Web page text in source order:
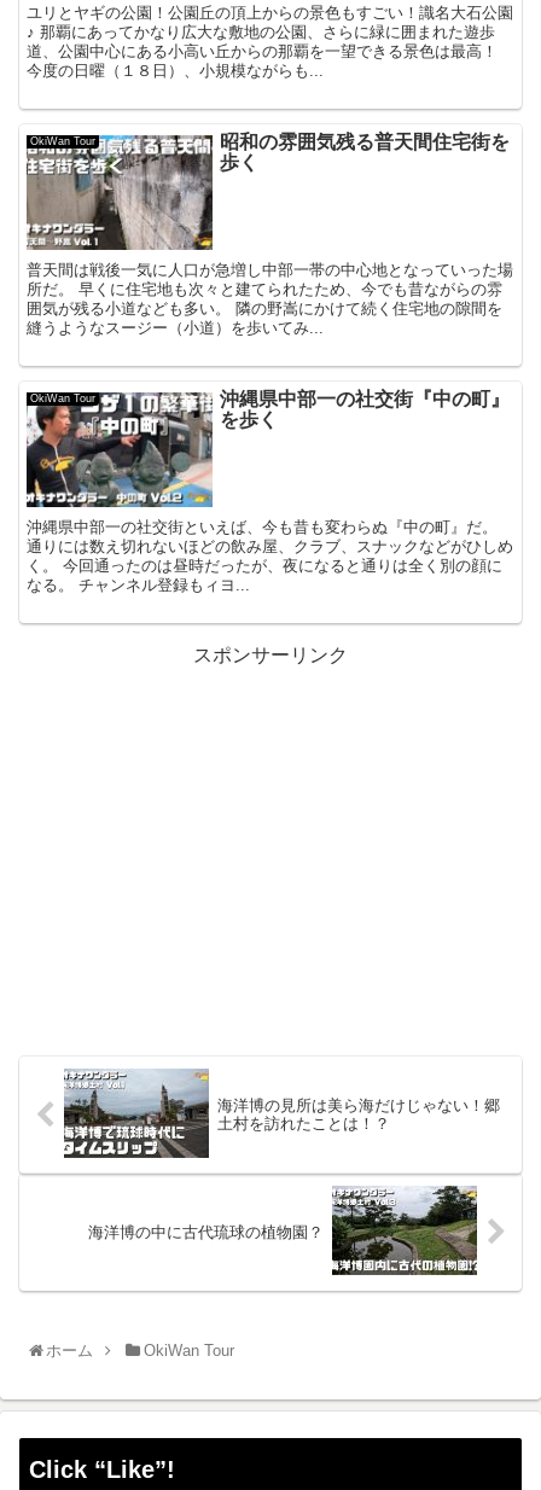
ユリとヤギの公園！公園丘の頂上からの景色もすごい！識名大石公園
♪ 那覇にあってかなり広大な敷地の公園、さらに緑に囲まれた遊歩
道、公園中心にある小高い丘からの那覇を一望できる景色は最高！
今度の日曜（１８日）、小規模ながらも...
OkiWan Tour
昭和の雰囲気残る普天間住宅街を
歩く
普天間は戦後一気に人口が急増し中部一帯の中心地となっていった場
所だ。 早くに住宅地も次々と建てられたため、今でも昔ながらの雰
囲気が残る小道なども多い。 隣の野嵩にかけて続く住宅地の隙間を
縫うようなスージー（小道）を歩いてみ...
OkiWan Tour
沖縄県中部一の社交街『中の町』
を歩く
沖縄県中部一の社交街といえば、今も昔も変わらぬ『中の町』だ。
通りには数え切れないほどの飲み屋、クラブ、スナックなどがひしめ
く。 今回通ったのは昼時だったが、夜になると通りは全く別の顔に
なる。 チャンネル登録もィヨ...
スポンサーリンク
海洋博の見所は美ら海だけじゃない！郷
土村を訪れたことは！？
海洋博の中に古代琉球の植物園？
ホーム OkiWan Tour
Click “Like”!